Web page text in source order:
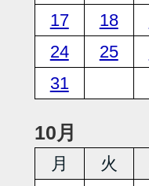
17
18
24
25
31
10月
月 火